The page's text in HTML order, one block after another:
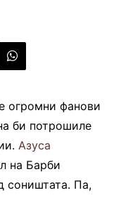
огромни фанови
би потрошиле
Азуса
на Барби
соништата. Па,